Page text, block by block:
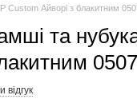
Custom Айворі з блакитним
та
відгук